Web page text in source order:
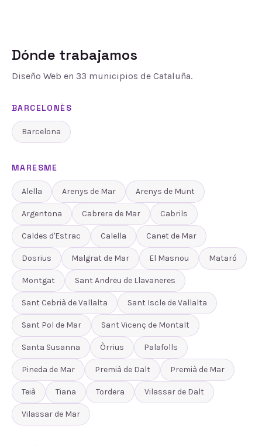
Dónde trabajamos
Diseño Web en 33 municipios de Cataluña.
BARCELONÈS
Barcelona
MARESME
Alella Arenys de Mar Arenys de Munt
Argentona Cabrera de Mar Cabrils
Caldes d'Estrac Calella Canet de Mar
Dosrius Malgrat de Mar El Masnou Mataró
Montgat Sant Andreu de Llavaneres
Sant Cebrià de Vallalta Sant Iscle de Vallalta
Sant Pol de Mar Sant Vicenç de Montalt
Santa Susanna Òrrius Palafolls
Pineda de Mar Premià de Dalt Premià de Mar
Teià Tiana Tordera Vilassar de Dalt
Vilassar de Mar